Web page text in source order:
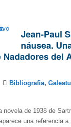
Jean-Paul
náusea.
del
Bibliografia,
novela de 1938 de
una referencia a